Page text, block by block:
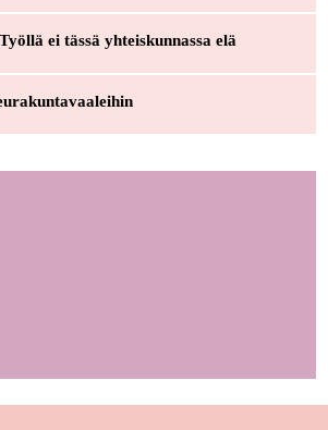
ei tässä yhteiskunnassa elä